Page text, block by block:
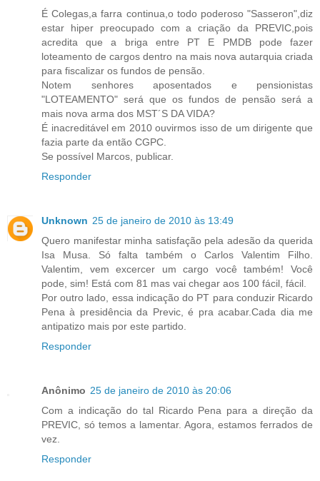
É Colegas,a farra continua,o todo poderoso "Sasseron",diz
estar hiper preocupado com a criação da PREVIC,pois
acredita que a briga entre PT E PMDB pode fazer
loteamento de cargos dentro na mais nova autarquia criada
para fiscalizar os fundos de pensão.
Notem senhores aposentados e pensionistas
"LOTEAMENTO" será que os fundos de pensão será a
mais nova arma dos MST´S DA VIDA?
É inacreditável em 2010 ouvirmos isso de um dirigente que
fazia parte da então CGPC.
Se possível Marcos, publicar.
Responder
Unknown 25 de janeiro de 2010 às 13:49
Quero manifestar minha satisfação pela adesão da querida
Isa Musa. Só falta também o Carlos Valentim Filho.
Valentim, vem excercer um cargo você também! Você
pode, sim! Está com 81 mas vai chegar aos 100 fácil, fácil.
Por outro lado, essa indicação do PT para conduzir Ricardo
Pena à presidência da Previc, é pra acabar.Cada dia me
antipatizo mais por este partido.
Responder
Anônimo 25 de janeiro de 2010 às 20:06
Com a indicação do tal Ricardo Pena para a direção da
PREVIC, só temos a lamentar. Agora, estamos ferrados de
vez.
Responder